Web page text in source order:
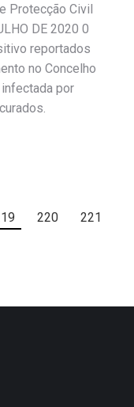
Protecção Civil
DE 2020 0
reportados
no Concelho
por
220
221